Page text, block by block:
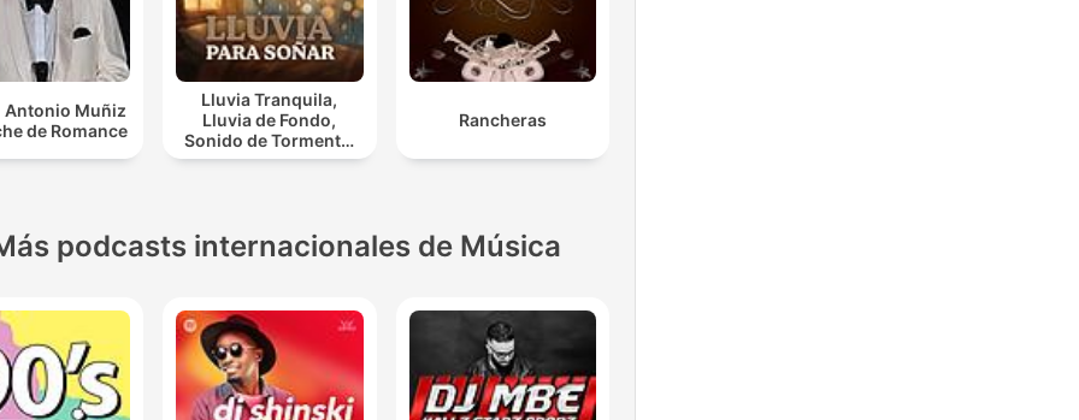
Antonio Muñiz
de Romance
Lluvia Tranquila,
Lluvia de Fondo,
Sonido de Tormenta,
Día Lluvioso, Lluvia
Rancheras
podcasts internacionales de Música